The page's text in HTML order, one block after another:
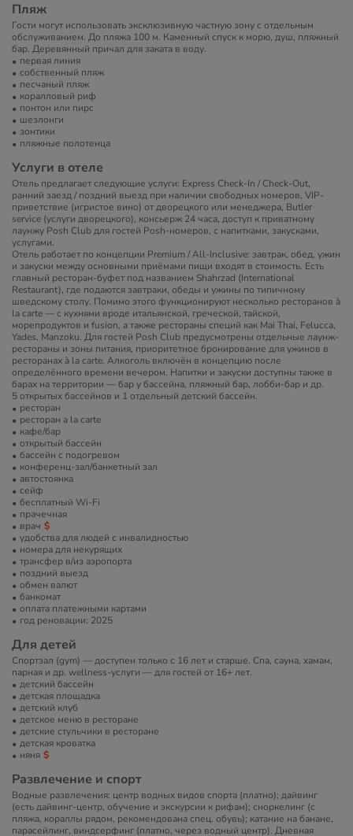
Пляж
Гости могут использовать эксклюзивную частную зону с отдельным
обслуживанием. До пляжа 100 м. Каменный спуск к морю, душ, пляжный
бар. Деревянный причал для заката в воду.
первая линия
собственный пляж
песчаный пляж
коралловый риф
понтон или пирс
шезлонги
зонтики
пляжные полотенца
Услуги в отеле
Отель предлагает следующие услуги: Express Check-In / Check-Out,
ранний заезд / поздний выезд при наличии свободных номеров, VIP-
приветствие (игристое вино) от дворецкого или менеджера, Butler
service (услуги дворецкого), консьерж 24 часа, доступ к приватному
лаунжу Posh Club для гостей Posh-номеров, с напитками, закусками,
услугами.
Отель работает по концепции Premium / All-Inclusive: завтрак, обед, ужин
и закуски между основными приёмами пищи входят в стоимость. Есть
главный ресторан-буфет под названием Shahrzad (International
Restaurant), где подаются завтраки, обеды и ужины по типичному
шведскому столу. Помимо этого функционируют несколько ресторанов à
la carte — с кухнями вроде итальянской, греческой, тайской,
морепродуктов и fusion, а также рестораны специй как Mai Thai, Felucca,
Yades, Manzoku. Для гостей Posh Club предусмотрены отдельные лаунж-
рестораны и зоны питания, приоритетное бронирование для ужинов в
ресторанах à la carte. Алкоголь включён в концепцию после
определённого времени вечером. Напитки и закуски доступны также в
барах на территории — бар у бассейна, пляжный бар, лобби-бар и др.
5 открытых бассейнов и 1 отдельный детский бассейн.
ресторан
ресторан a la carte
кафе/бар
открытый бассейн
бассейн с подогревом
конференц-зал/банкетный зал
автостоянка
сейф
бесплатный Wi-Fi
прачечная
врач
удобства для людей с инвалидностью
номера для некурящих
трансфер в/из аэропорта
поздний выезд
обмен валют
банкомат
оплата платежными картами
год реновации: 2025
Для детей
Спортзал (gym) — доступен только с 16 лет и старше. Спа, сауна, хамам,
парная и др. wellness-услуги — для гостей от 16+ лет.
детский бассейн
детская площадка
детский клуб
детское меню в ресторане
детские стульчики в ресторане
детская кроватка
няня
Развлечение и спорт
Водные развлечения: центр водных видов спорта (платно); дайвинг
(есть дайвинг-центр, обучение и экскурсии к рифам); сноркелинг (с
пляжа, кораллы рядом, рекомендована спец. обувь); катание на банане,
парасейлинг, виндсерфинг (платно, через водный центр). Дневная